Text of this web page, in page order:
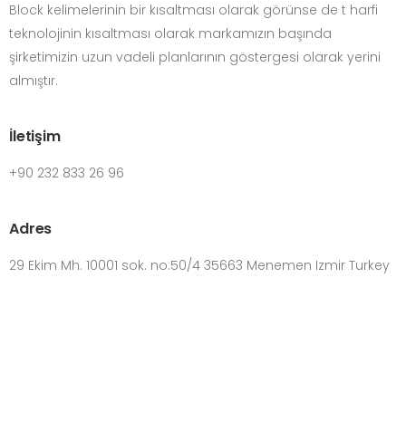
Block kelimelerinin bir kısaltması olarak görünse de t harfi
teknolojinin kısaltması olarak markamızın başında
şirketimizin uzun vadeli planlarının göstergesi olarak yerini
almıştır.
İletişim
+90 232 833 26 96
Adres
29 Ekim Mh. 10001 sok. no:50/4 35663 Menemen Izmir Turkey